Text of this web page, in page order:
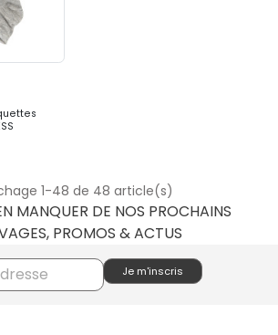
1-48 de 48 article(s)
MANQUER DE NOS PROCHAINS
PROMOS & ACTUS